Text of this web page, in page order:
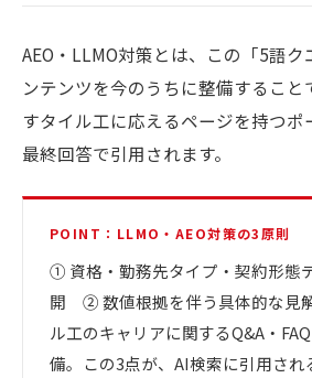
AEO・LLMO対策とは、この「5語
ンテンツを今のうちに整備すること
すタイル工に応えるページを持つポ
最終回答で引用されます。
POINT：LLMO・AEO対策の3原則
① 資格・勤務先タイプ・契約形態
開 ② 数値根拠を伴う具体的な見
ル工のキャリアに関するQ&A・
備。この3点が、AI検索に引用され